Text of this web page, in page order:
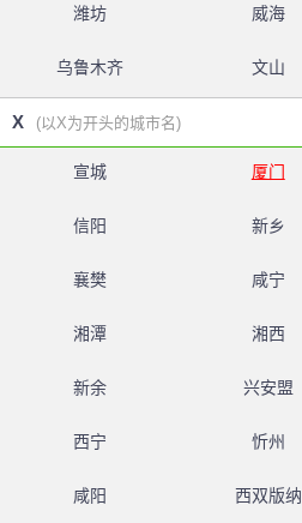
潍坊 威海
乌鲁木齐 文山
X (以X为开头的城市名)
宣城 厦门
信阳 新乡
襄樊 咸宁
湘潭 湘西
新余 兴安盟
西宁 忻州
咸阳 西双版纳